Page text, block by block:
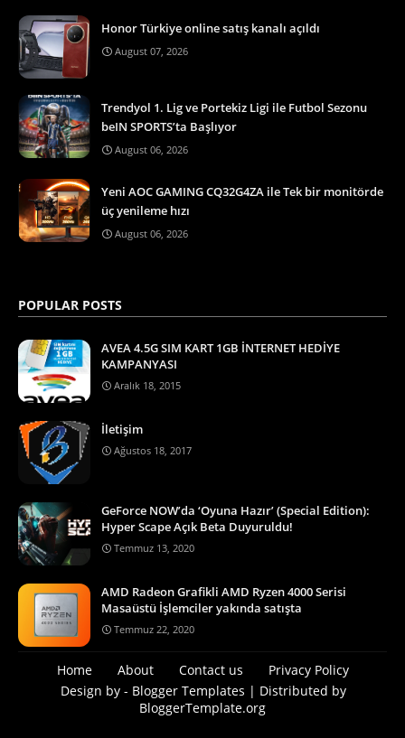
Honor Türkiye online satış kanalı açıldı
August 07, 2026
Trendyol 1. Lig ve Portekiz Ligi ile Futbol Sezonu
beIN SPORTS’ta Başlıyor
August 06, 2026
Yeni AOC GAMING CQ32G4ZA ile Tek bir monitörde
üç yenileme hızı
August 06, 2026
POPULAR POSTS
AVEA 4.5G SIM KART 1GB İNTERNET HEDİYE
KAMPANYASI
Aralık 18, 2015
İletişim
Ağustos 18, 2017
GeForce NOW’da ‘Oyuna Hazır’ (Special Edition):
Hyper Scape Açık Beta Duyuruldu!
Temmuz 13, 2020
AMD Radeon Grafikli AMD Ryzen 4000 Serisi
Masaüstü İşlemciler yakında satışta
Temmuz 22, 2020
Home About Contact us
Privacy Policy
Design by - Blogger Templates | Distributed by
BloggerTemplate.org